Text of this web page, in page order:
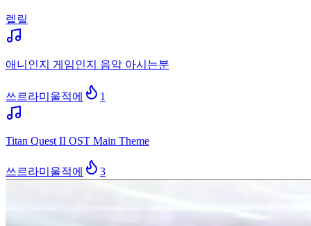
렡릴
애니인지 게임인지 음악 아시는분
쓰르라미울적에 1
Titan Quest II OST Main Theme
쓰르라미울적에 3